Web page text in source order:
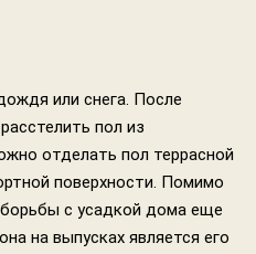
или снега. После
пол из
отделать пол террасной
поверхности. Помимо
с усадкой дома еще
на выпусках является его